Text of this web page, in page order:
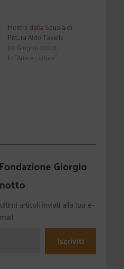
Mostra della Scuola di
Pittura Aldo Tavella
30 Giugno 2008
In "Arte e cultura"
Giorgio
articoli inviati alla tua e-
mail.
Iscriviti